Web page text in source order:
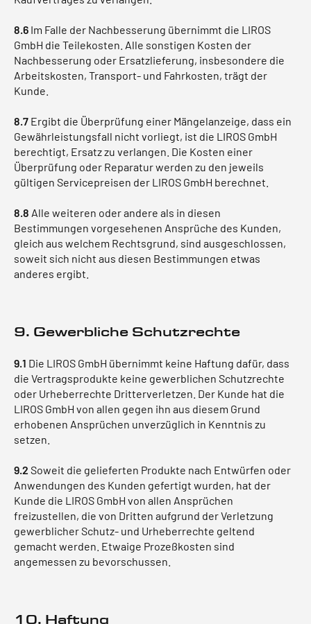
8.6 Im Falle der Nachbesserung übernimmt die LIROS
GmbH die Teilekosten. Alle sonstigen Kosten der
Nachbesserung oder Ersatzlieferung, insbesondere die
Arbeitskosten, Transport- und Fahrkosten, trägt der
Kunde.
8.7 Ergibt die Überprüfung einer Mängelanzeige, dass ein
Gewährleistungsfall nicht vorliegt, ist die LIROS GmbH
berechtigt, Ersatz zu verlangen. Die Kosten einer
Überprüfung oder Reparatur werden zu den jeweils
gültigen Servicepreisen der LIROS GmbH berechnet.
8.8 Alle weiteren oder andere als in diesen
Bestimmungen vorgesehenen Ansprüche des Kunden,
gleich aus welchem Rechtsgrund, sind ausgeschlossen,
soweit sich nicht aus diesen Bestimmungen etwas
anderes ergibt.
9. Gewerbliche Schutzrechte
9.1 Die LIROS GmbH übernimmt keine Haftung dafür, dass
die Vertragsprodukte keine gewerblichen Schutzrechte
oder Urheberrechte Dritterverletzen. Der Kunde hat die
LIROS GmbH von allen gegen ihn aus diesem Grund
erhobenen Ansprüchen unverzüglich in Kenntnis zu
setzen.
9.2 Soweit die gelieferten Produkte nach Entwürfen oder
Anwendungen des Kunden gefertigt wurden, hat der
Kunde die LIROS GmbH von allen Ansprüchen
freizustellen, die von Dritten aufgrund der Verletzung
gewerblicher Schutz- und Urheberrechte geltend
gemacht werden. Etwaige Prozeßkosten sind
angemessen zu bevorschussen.
10. Haftung